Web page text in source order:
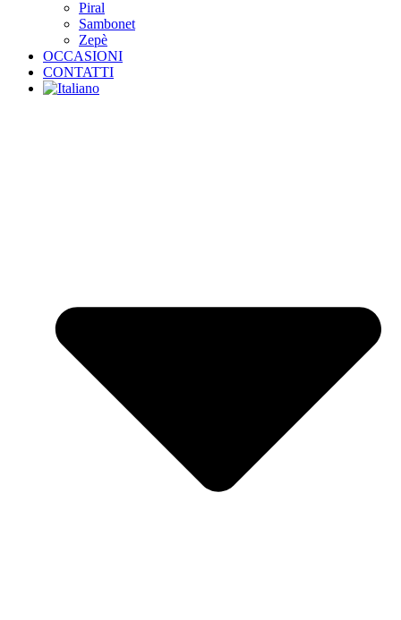
Piral
Sambonet
Zepè
OCCASIONI
CONTATTI